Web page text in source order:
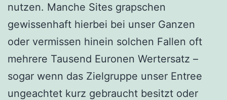
nutzen. Manche Sites grapschen
gewissenhaft hierbei bei unser Ganzen
oder vermissen hinein solchen Fallen oft
mehrere Tausend Euronen Wertersatz –
sogar wenn das Zielgruppe unser Entree
ungeachtet kurz gebraucht besitzt oder